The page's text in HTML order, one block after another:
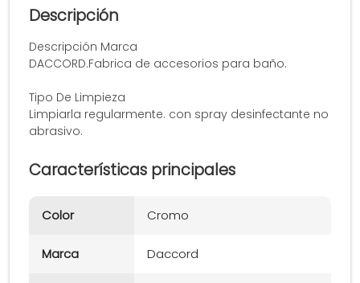
Descripción
Descripción Marca
DACCORD.Fabrica de accesorios para baño.
Tipo De Limpieza
Limpiarla regularmente. con spray desinfectante no
abrasivo.
Características principales
Color Cromo
Marca Daccord